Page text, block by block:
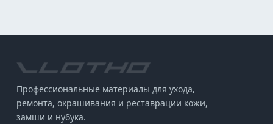
Профессиональные материалы для ухода,
ремонта, окрашивания и реставрации кожи,
замши и нубука.